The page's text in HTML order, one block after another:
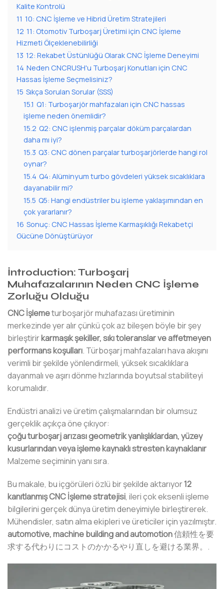
Kalite Kontrolü
11 10: CNC İşleme ve Hibrid Üretim Stratejileri
12 11: Otomotiv Turboşarj Üretimi için CNC İşleme
Hizmeti Ölçeklenebilirliği
13 12: Rekabet Üstünlüğü Olarak CNC İşleme Deneyimi
14 Neden CNCRUSH'u Turboşarj Konutları için CNC
Hassas İşleme Seçmelisiniz?
15 Sıkça Sorulan Sorular (SSS)
15.1 Q1: Turboşarjör mahfazaları için CNC hassas
işleme neden önemlidir?
15.2 Q2: CNC işlenmiş parçalar döküm parçalardan
daha mı iyi?
15.3 Q3: CNC dönen parçalar turboşarjörlerde hangi rol
oynar?
15.4 Q4: Alüminyum turbo gövdeleri yüksek sıcaklıklara
dayanabilir mi?
15.5 Q5: Hangi endüstriler bu işleme yaklaşımından en
çok yararlanır?
16 Sonuç: CNC Hassas İşleme Karmaşıklığı Rekabetçi
Gücüne Dönüştürüyor
İntroduction: Turboşarj
Muhafazalarının Neden CNC İşleme
Zorluğu Olduğu
CNC İşlemeturboşarjör muhafazası üretiminin
merkezinde yer alır çünkü çok az bileşen böyle bir şey
birleştirirkarmaşık şekiller, sıkı toleranslar ve affetmeyen
performans koşulları. Türboşarj mahfazaları hava akışını
verimli bir şekilde yönlendirmeli, yüksek sıcaklıklara
dayanmalı ve aşırı dönme hızlarında boyutsal stabiliteyi
korumalıdır.
Endüstri analizi ve üretim çalışmalarından bir olumsuz
gerçeklik açıkça öne çıkıyor:
çoğu turboşarj arızası geometrik yanlışlıklardan, yüzey
kusurlarından veya işleme kaynaklı stresten kaynaklanır
Malzeme seçiminin yanı sıra.
Bu makale, bu içgörüleri özlü bir şekilde aktarıyor12
kanıtlanmış CNC İşleme stratejisi, ileri çok eksenli işleme
bilgilerini gerçek dünya üretim deneyimiyle birleştirerek.
Mühendisler, satın alma ekipleri ve üreticiler için yazılmıştır.
automotive, machine building and automotion信頼性を要
求する代わりにコストのかかるやり直しを避ける業界。.